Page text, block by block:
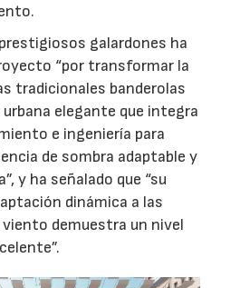
galardones ha
“por transformar la
tradicionales banderolas
elegante que integra
e ingeniería para
de sombra adaptable y
y ha señalado que “su
dinámica a las
demuestra un nivel